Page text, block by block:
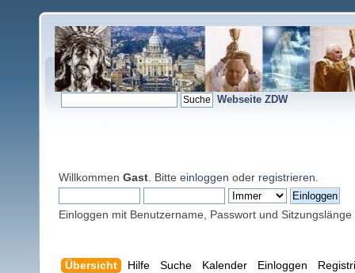
Webseite ZDW
Willkommen Gast . Bitte einloggen oder registrieren
Einloggen mit Benutzername, Passwort und Sitzungslänge
Übersicht Hilfe Suche Kalender Einloggen